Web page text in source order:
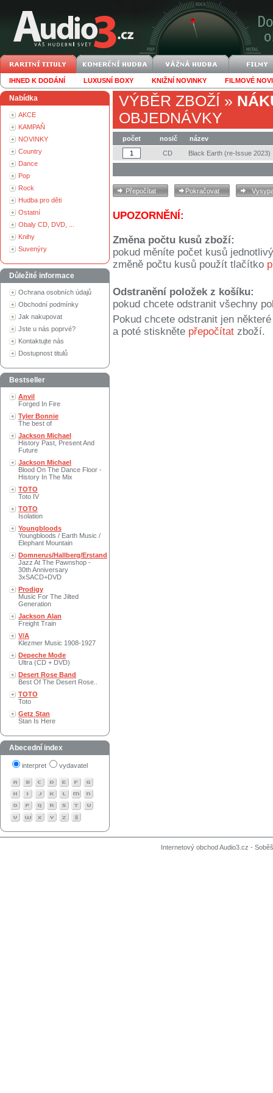
IHNED K DODÁNÍ LUXUSNÍ BOXY KNIŽNÍ NOVINKY FILMOVÉ
Nabídka
AKCE
KAMPAŇ
NOVINKY
Country
Dance
Pop
Rock
Hudba pro děti
Ostatní
Obaly CD, DVD, ...
Knihy
Suvenýry
Důležité informace
Ochrana osobních údajů
Obchodní podmínky
Jak nakupovat
Jste u nás poprvé?
Kontaktujte nás
Dostupnost titulů
Bestseller
Anvil
Forged In Fire
Tyler Bonnie
The best of
Jackson Michael
History Past, Present And
Future
Jackson Michael
Blood On The Dance Floor -
History In The Mix
TOTO
Toto IV
TOTO
Isolation
Youngbloods
Youngbloods / Earth Music /
Elephant Mountain
Domnerus/Hallberg/Erstand
Jazz At The Pawnshop -
30th Anniversary
3xSACD+DVD
Prodigy
Music For The Jilted
Generation
Jackson Alan
Freight Train
V/A
Klezmer Music 1908-1927
Depeche Mode
Ultra (CD + DVD)
Desert Rose Band
Best Of The Desert Rose..
TOTO
Toto
Getz Stan
Stan Is Here
Abecední index
interpret vydavatel
VÝBĚR ZBOŽÍ »
OBJEDNÁVKY
počet nosič
název
CD
Black Earth (re-Issue 2023)
UPOZORNĚNÍ:
Změna počtu kusů zboží:
pokud měníte počet kusů
změně počtu kusů použít tlačítko
Odstranění položek z košíku:
pokud chcete odstranit všechny
Pokud chcete odstranit jen
a poté stiskněte přepočítat zboží.
Internetový obchod Audio3.cz -